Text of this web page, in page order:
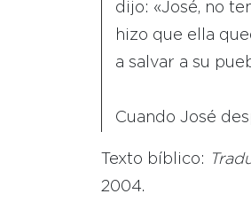
dijo: «José, no
hizo que ella
a salvar a su
Cuando José
Texto bíblico:
2004.